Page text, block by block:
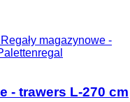
magazynowe -
- trawers L-270 cm